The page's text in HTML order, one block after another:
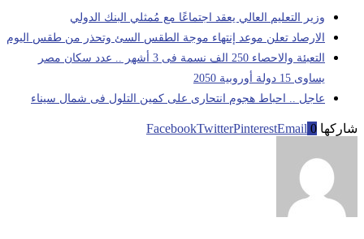
وزير التعليم العالي يعقد اجتماعًا مع مُمثلي البنك الدولي
الارصاد تعلن موعد إنتهاء موجة الطقس السئ وتحذر من طقس اليوم
التعبئة والاحصاء 250 الف نسمة فى 3 أشهر .. عدد سكان مصر
يساوى 15 دولة أوروبية 2050
عاجل .. احباط هجوم انتحارى على كمين التلول فى شمال سيناء
شاركها 0
FacebookTwitterPinterestEmail